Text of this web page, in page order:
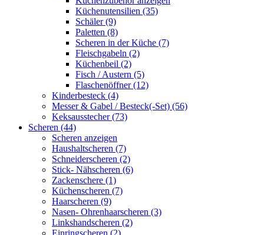
Küchenutensilien (35)
Schäler (9)
Paletten (8)
Scheren in der Küche (7)
Fleischgabeln (2)
Küchenbeil (2)
Fisch / Austern (5)
Flaschenöffner (12)
Kinderbesteck (4)
Messer & Gabel / Besteck(-Set) (56)
Keksausstecher (73)
Scheren (44)
Scheren anzeigen
Haushaltscheren (7)
Schneiderscheren (2)
Stick- Nähscheren (6)
Zackenschere (1)
Küchenscheren (7)
Haarscheren (9)
Nasen- Ohrenhaarscheren (3)
Linkshandscheren (2)
Einringscheren (2)